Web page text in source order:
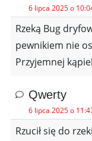
6 lipca 2025 o
Rzeką Bug
pewnikiem nie
Przyjemnej
Qwerty
6 lipca 2025 o
Rzucił się do